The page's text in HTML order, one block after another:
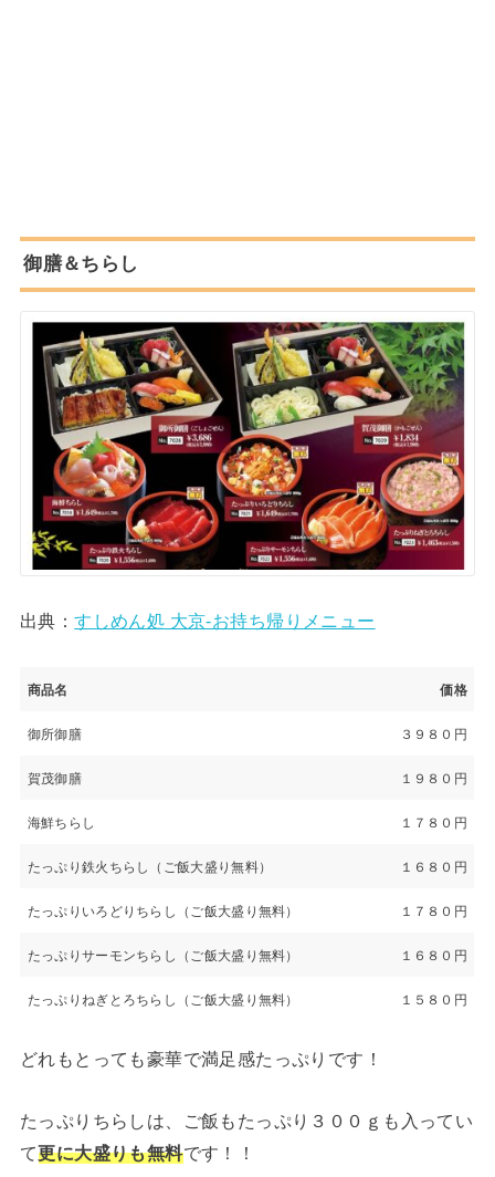
御膳＆ちらし
出典：すしめん処 大京-お持ち帰りメニュー
商品名 価格
御所御膳 ３９８０円
賀茂御膳 １９８０円
海鮮ちらし １７８０円
たっぷり鉄火ちらし（ご飯大盛り無料） １６８０円
たっぷりいろどりちらし（ご飯大盛り無料） １７８０円
たっぷりサーモンちらし（ご飯大盛り無料） １６８０円
たっぷりねぎとろちらし（ご飯大盛り無料） １５８０円
どれもとっても豪華で満足感たっぷりです！
たっぷりちらしは、ご飯もたっぷり３００ｇも入ってい
て更に大盛りも無料です！！